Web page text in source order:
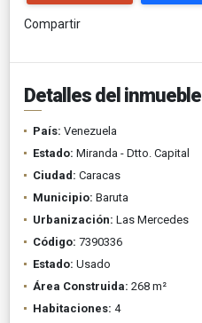
Compartir
Detalles del inmueble
País: Venezuela
Estado: Miranda - Dtto. Capital
Ciudad: Caracas
Municipio: Baruta
Urbanización: Las Mercedes
Código: 7390336
Estado: Usado
Área Construida: 268 m²
Habitaciones: 4